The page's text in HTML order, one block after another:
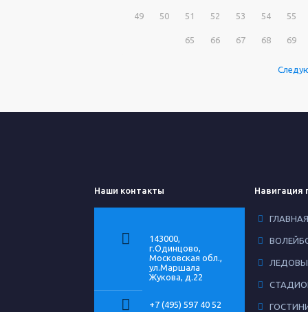
49 50 51 52 53 54 55
65 66 67 68 69
Наши контакты
143000,
г.Одинцово,
Московская обл.,
ул.Маршала
Жукова, д.22
+7 (495) 597 40 52
Навигация
ГЛАВНАЯ